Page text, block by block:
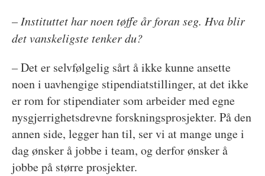
– Instituttet har noen tøffe år foran seg. Hva blir
det vanskeligste tenker du?
–Det er selvfølgelig sårt å ikke kunne ansette
noen i uavhengige stipendiatstillinger, at det ikke
er rom for stipendiater som arbeider med egne
nysgjerrighetsdrevne forskningsprosjekter. På den
annen side, legger han til, ser vi at mange unge i
dag ønsker å jobbe i team, og derfor ønsker å
jobbe på større prosjekter.